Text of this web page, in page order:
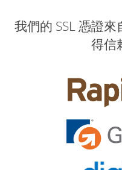
我們的 SSL 憑證
得信